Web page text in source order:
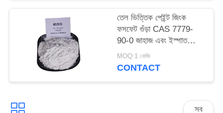
তেল ভিত্তিক পেইন্ট জিংক
ফসফেট গুঁড়া CAS 7779-
90-0 জাহাজ এবং ইস্পাত
কাঠামো সংরক্ষণ করুন
MOQ:1 কেজি
CONTACT
সব